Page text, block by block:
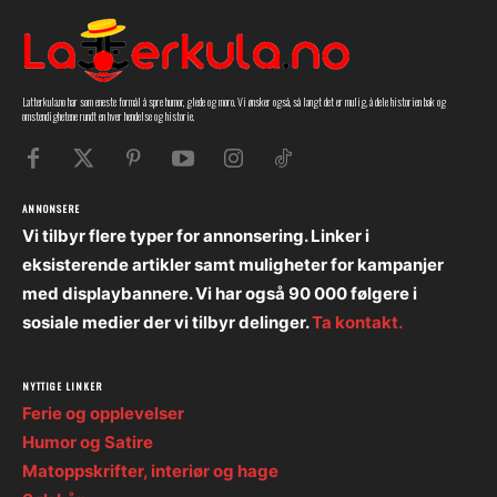
Latterkula.no har som eneste formål å spre humor, glede og moro. Vi ønsker også, så langt det er mulig, å dele historien bak og
omstendighetene rundt en hver hendelse og historie.
ANNONSERE
Vi tilbyr flere typer for annonsering. Linker i
eksisterende artikler samt muligheter for kampanjer
med displaybannere. Vi har også 90 000 følgere i
sosiale medier der vi tilbyr delinger.Ta kontakt.
NYTTIGE LINKER
Ferie og opplevelser
Humor og Satire
Matoppskrifter, interiør og hage